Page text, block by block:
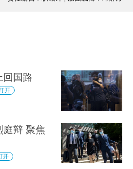
回国路
开
庭辩 聚焦
开